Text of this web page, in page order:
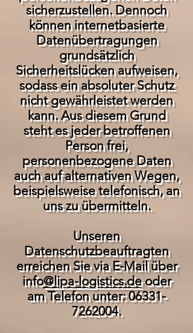
sicherzustellen. Dennoch
können internetbasierte
Datenübertragungen
grundsätzlich
Sicherheitslücken aufweisen,
sodass ein absoluter Schutz
nicht gewährleistet werden
kann. Aus diesem Grund
steht es jeder betroffenen
Person frei,
personenbezogene Daten
auch auf alternativen Wegen,
beispielsweise telefonisch, an
uns zu übermitteln.
Unseren
Datenschutzbeauftragten
erreichen Sie via E-Mail über
info@lipa-logistics.deoder
am Telefon unter:06331-
7262004.